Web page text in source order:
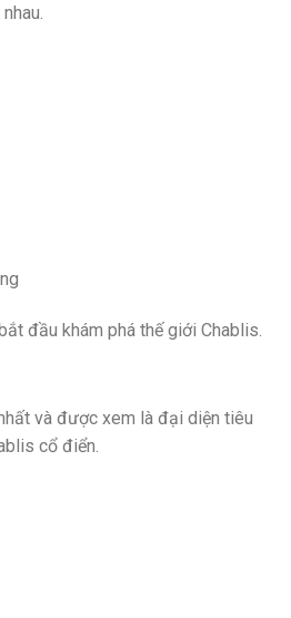
đầu khám phá thế giới Chablis.
và được xem là đại diện tiêu
cổ điển.